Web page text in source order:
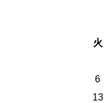
火
6
13